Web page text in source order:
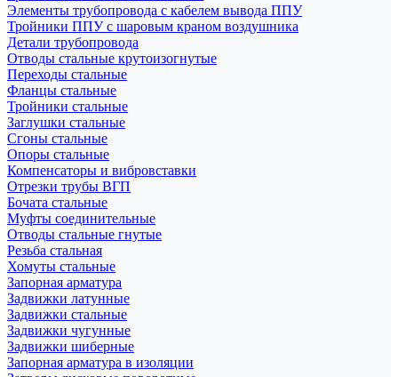
Элементы трубопровода с кабелем вывода ППУ
Тройники ППУ с шаровым краном воздушника
Детали трубопровода
Отводы стальные крутоизогнутые
Переходы стальные
Фланцы стальные
Тройники стальные
Заглушки стальные
Сгоны стальные
Опоры стальные
Компенсаторы и вибровставки
Отрезки трубы ВГП
Бочата стальные
Муфты соединительные
Отводы стальные гнутые
Резьба стальная
Хомуты стальные
Запорная арматура
Задвижки латунные
Задвижки стальные
Задвижки чугунные
Задвижки шиберные
Запорная арматура в изоляции